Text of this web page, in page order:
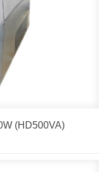
(HD500VA)